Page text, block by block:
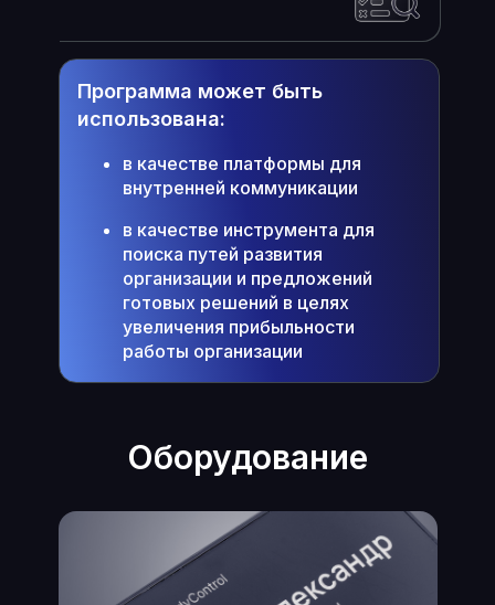
Программа может быть
использована:
в качестве платформы для
внутренней коммуникации
в качестве инструмента для
поиска путей развития
организации и предложений
готовых решений в целях
увеличения прибыльности
работы организации
Оборудование